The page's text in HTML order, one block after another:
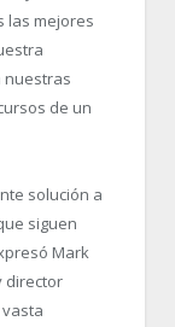
las mejores
nuestras
de un
solución a
siguen
Mark
director